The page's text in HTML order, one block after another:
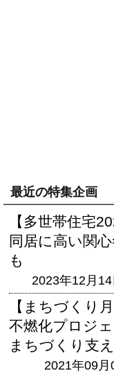
最近の特集企画
【多世帯住宅
同居に高い関
も
2023年12月14
【まちづくり
不燃化プロジ
まちづくり支
2021年09月